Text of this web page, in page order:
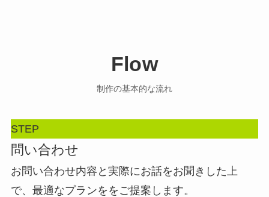
Flow
制作の基本的な流れ
STEP
問い合わせ
お問い合わせ内容と実際にお話をお聞きした上
で、最適なプランををご提案します。